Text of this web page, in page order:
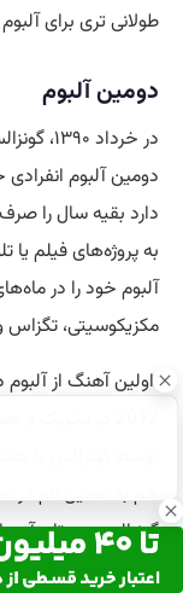
طولانی تری برای
دومین آلبوم
در
دومین آلبوم
دارد بقیه سال را
به پروژه‌های فیلم یا
مکزیکوسیتی،
2012 در
توسط گونزالس با
گونزالس سه تای